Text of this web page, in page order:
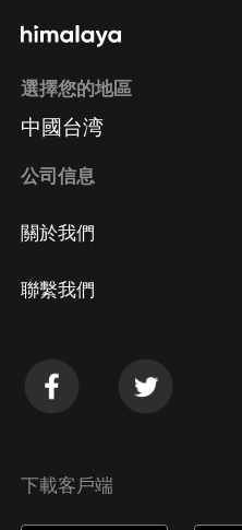
選擇您的地區
中國台湾
公司信息
關於我們
聯繫我們
下載客戶端